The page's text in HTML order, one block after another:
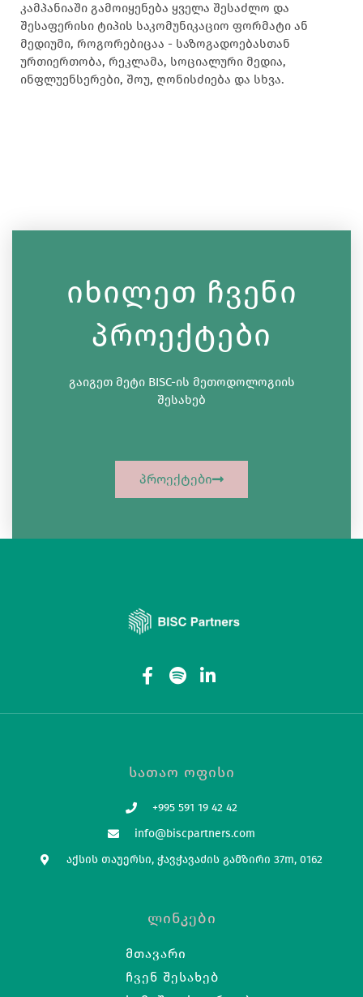
კამპანიაში გამოიყენება ყველა შესაძლო და
შესაფერისი ტიპის საკომუნიკაციო ფორმატი ან
მედიუმი, როგორებიცაა - საზოგადოებასთან
ურთიერთობა, რეკლამა, სოციალური მედია,
ინფლუენსერები, შოუ, ღონისძიება და სხვა.
Იხილეთ Ჩვენი
Პროექტები
გაიგეთ მეტი BISC-ის მეთოდოლოგიის
შესახებ
Პროექტები
Სათაო Ოფისი
+995 591 19 42 42
info@biscpartners.com
აქსის თაუერსი, ჭავჭავაძის გამზირი 37m, 0162
Ლინკები
Მთავარი
Ჩვენ Შესახებ